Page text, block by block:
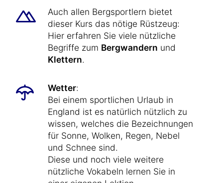
Auch allen Bergsportlern bietet
dieser Kurs das nötige Rüstzeug:
Hier erfahren Sie viele nützliche
Begriffe zum Bergwandern und
Klettern.
Wetter:
Bei einem sportlichen Urlaub in
England ist es natürlich nützlich zu
wissen, welches die Bezeichnungen
für Sonne, Wolken, Regen, Nebel
und Schnee sind.
Diese und noch viele weitere
nützliche Vokabeln lernen Sie in